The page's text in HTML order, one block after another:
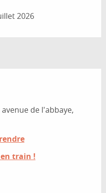
2026
de l'abbaye,
en train !